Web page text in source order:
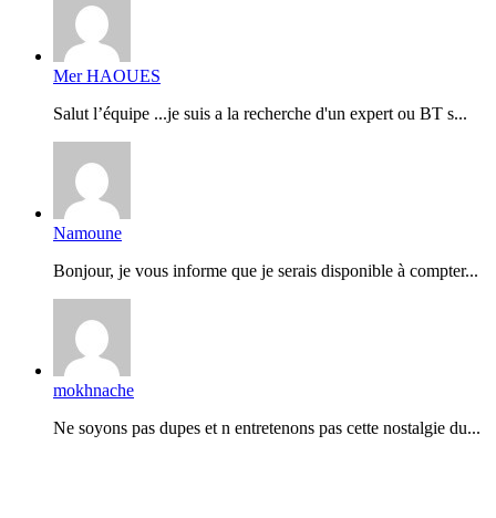
Mer HAOUES
Salut l’équipe ...je suis a la recherche d'un expert ou BT s...
Namoune
Bonjour, je vous informe que je serais disponible à compter...
mokhnache
Ne soyons pas dupes et n entretenons pas cette nostalgie du...